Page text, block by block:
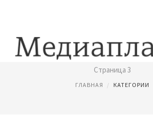
ВИДЫ РЕКЛАМЫ
Страница 3
ГЛАВНАЯ КАТЕГОРИИ